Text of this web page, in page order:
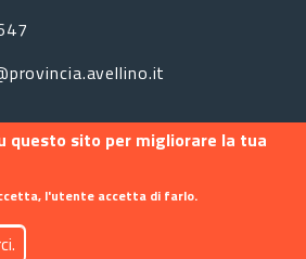
questo sito per migliorare la tua
l'utente accetta di farlo.